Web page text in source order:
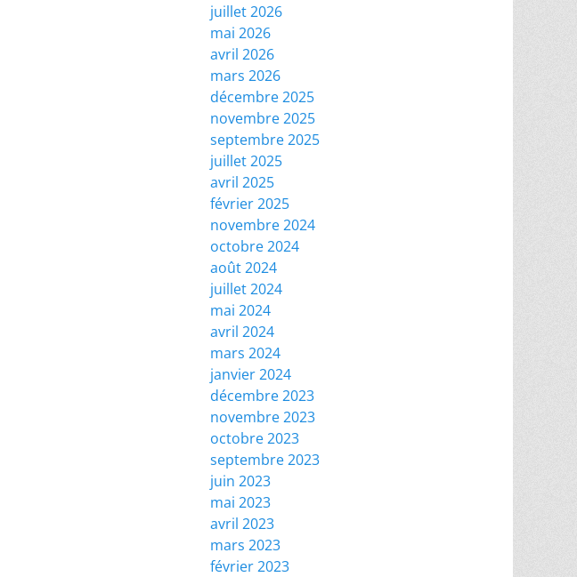
juillet 2026
mai 2026
avril 2026
mars 2026
décembre 2025
novembre 2025
septembre 2025
juillet 2025
avril 2025
février 2025
novembre 2024
octobre 2024
août 2024
juillet 2024
mai 2024
avril 2024
mars 2024
janvier 2024
décembre 2023
novembre 2023
octobre 2023
septembre 2023
juin 2023
mai 2023
avril 2023
mars 2023
février 2023